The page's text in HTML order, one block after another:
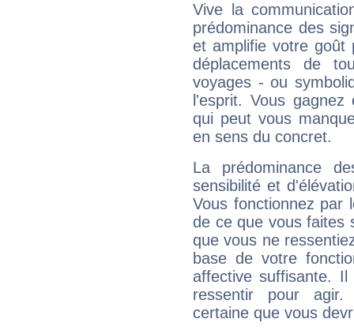
Vive la
prédominance des
et amplifie votre goût
déplacements de
voyages - ou
l'esprit. Vous
qui peut vous
en sens du concret.
La prédominance
sensibilité et
Vous fonctionnez
de ce que vous faites
que vous ne
base de votre
affective suffisante.
ressentir pour agir.
certaine que vous